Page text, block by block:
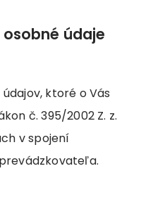
údaje
ktoré o Vás
č. 395/2002 Z. z.
v spojení